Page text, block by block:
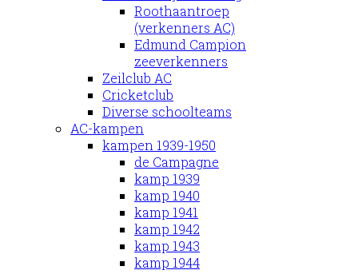
Roothaantroep
(verkenners AC)
Edmund Campion
zeeverkenners
Zeilclub AC
Cricketclub
Diverse schoolteams
AC-kampen
kampen 1939-1950
de Campagne
kamp 1939
kamp 1940
kamp 1941
kamp 1942
kamp 1943
kamp 1944